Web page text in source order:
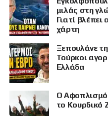
μιλάς στη
Γιατί
χάρτη
Ξεπουλάνε
Τούρκοι
Ελλάδα
Ο
το Κουρδικό